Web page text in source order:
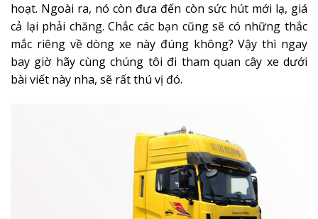
hoạt. Ngoài ra, nó còn đưa đến còn sức hút mới lạ, giá
cả lại phải chăng. Chắc các bạn cũng sẽ có những thắc
mắc riêng về dòng xe này đúng không? Vậy thì ngay
bay giờ hãy cùng chúng tôi đi tham quan cây xe dưới
bài viết này nha, sẽ rất thú vị đó.